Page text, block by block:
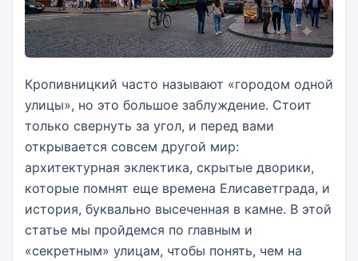
Кропивницкий часто называют «городом одной
улицы», но это большое заблуждение. Стоит
только свернуть за угол, и перед вами
открывается совсем другой мир:
архитектурная эклектика, скрытые дворики,
которые помнят еще времена Елисаветграда, и
история, буквально высеченная в камне. В этой
статье мы пройдемся по главным и
«секретным» улицам, чтобы понять, чем на